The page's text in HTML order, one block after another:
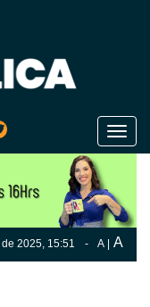
de 2025, 15:51 - A | A